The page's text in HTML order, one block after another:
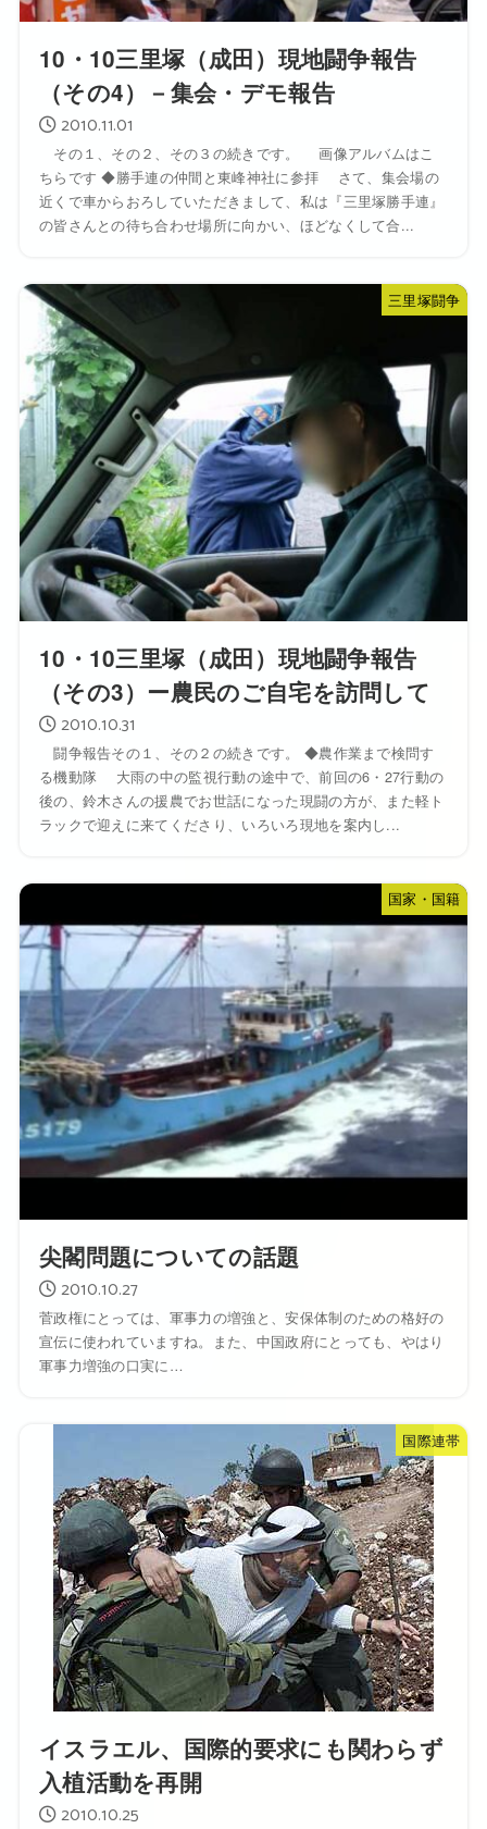
10・10三里塚（成田）現地闘争報告
（その4）－集会・デモ報告
2010.11.01
その１、その２、その３の続きです。 画像アルバムはこ
ちらです ◆勝手連の仲間と東峰神社に参拝 さて、集会場の
近くで車からおろしていただきまして、私は『三里塚勝手連』
の皆さんとの待ち合わせ場所に向かい、ほどなくして合...
三里塚闘争
10・10三里塚（成田）現地闘争報告
（その3）ー農民のご自宅を訪問して
2010.10.31
闘争報告その１、その２の続きです。 ◆農作業まで検問す
る機動隊 大雨の中の監視行動の途中で、前回の6・27行動の
後の、鈴木さんの援農でお世話になった現闘の方が、また軽ト
ラックで迎えに来てくださり、いろいろ現地を案内し...
国家・国籍
尖閣問題についての話題
2010.10.27
菅政権にとっては、軍事力の増強と、安保体制のための格好の
宣伝に使われていますね。また、中国政府にとっても、やはり
軍事力増強の口実に…
国際連帯
イスラエル、国際的要求にも関わらず
入植活動を再開
2010.10.25